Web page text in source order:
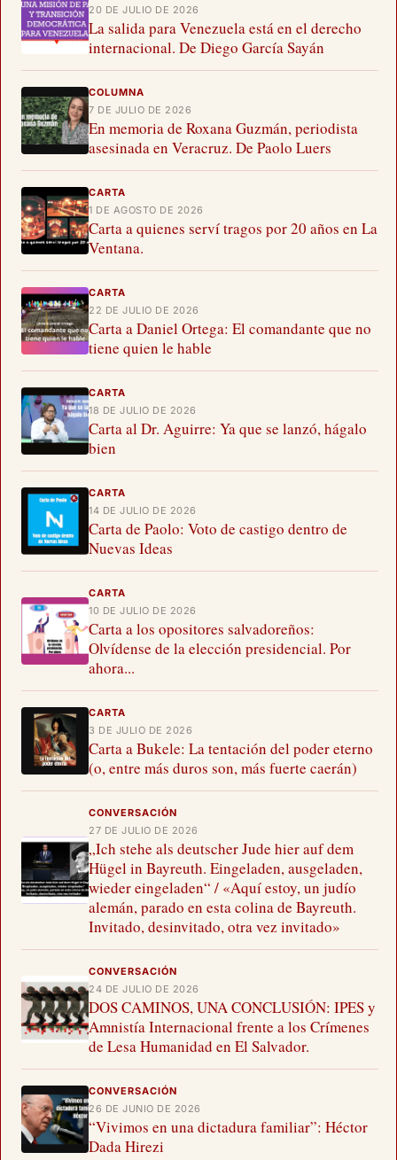
20 DE JULIO DE 2026
La salida para Venezuela está en el derecho
internacional. De Diego García Sayán
COLUMNA
7 DE JULIO DE 2026
En memoria de Roxana Guzmán, periodista
asesinada en Veracruz. De Paolo Luers
CARTA
1 DE AGOSTO DE 2026
Carta a quienes serví tragos por 20 años en La
Ventana.
CARTA
22 DE JULIO DE 2026
Carta a Daniel Ortega: El comandante que no
tiene quien le hable
CARTA
18 DE JULIO DE 2026
Carta al Dr. Aguirre: Ya que se lanzó, hágalo
bien
CARTA
14 DE JULIO DE 2026
Carta de Paolo: Voto de castigo dentro de
Nuevas Ideas
CARTA
10 DE JULIO DE 2026
Carta a los opositores salvadoreños:
Olvídense de la elección presidencial. Por
ahora...
CARTA
3 DE JULIO DE 2026
Carta a Bukele: La tentación del poder eterno
(o, entre más duros son, más fuerte caerán)
CONVERSACIÓN
27 DE JULIO DE 2026
„Ich stehe als deutscher Jude hier auf dem
Hügel in Bayreuth. Eingeladen, ausgeladen,
wieder eingeladen“ / «Aquí estoy, un judío
alemán, parado en esta colina de Bayreuth.
Invitado, desinvitado, otra vez invitado»
CONVERSACIÓN
24 DE JULIO DE 2026
DOS CAMINOS, UNA CONCLUSIÓN: IPES y
Amnistía Internacional frente a los Crímenes
de Lesa Humanidad en El Salvador.
CONVERSACIÓN
26 DE JUNIO DE 2026
“Vivimos en una dictadura familiar”: Héctor
Dada Hirezi